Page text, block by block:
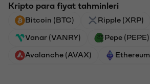
Kripto para fiyat tahminleri
Bitcoin (BTC) Ripple (XRP)
Vanar (VANRY) Pepe (PEPE)
Avalanche (AVAX)